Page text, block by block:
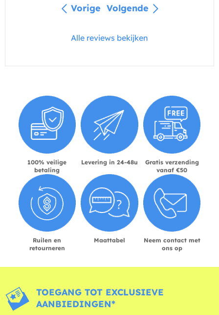
Vorige Volgende
Alle reviews bekijken
100% veilige
betaling
Levering in 24-48u
Gratis verzending
vanaf €50
Ruilen en
retourneren
Maattabel
Neem contact met
ons op
TOEGANG TOT EXCLUSIEVE
AANBIEDINGEN*